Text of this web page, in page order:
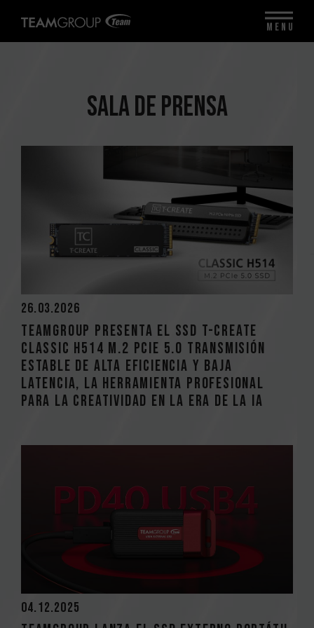
SALA DE PRENSA
26.03.2026
TEAMGROUP presenta el SSD T-CREATE
CLASSIC H514 M.2 PCIe 5.0 Transmisión
estable de alta eficiencia y baja
latencia, la herramienta profesional
para la creatividad en la era de la IA
04.12.2025
MENU